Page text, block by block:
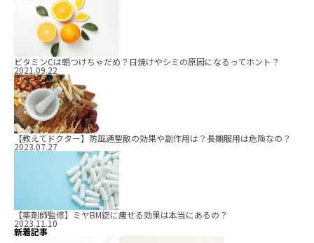
ビタミンCは朝つけちゃだめ？日焼けやシミの原因になるってホント？
2021.09.22
【教えてドクター】防風通聖散の効果や副作用は？長期服用は危険なの？
2023.07.27
【薬剤師監修】ミヤBM錠に痩せる効果は本当にあるの？
2023.11.10
新着記事